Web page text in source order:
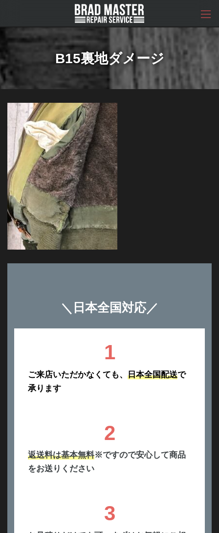
ン
キ
ッ
プ
ー
に
移
動
B15裏地ダメージ
＼ 日本全国対応／
1
ご来店いただかなくても、 日本全国配送で
承ります
2
返送料は基本無料※ですので安心して商品
をお送りください
3